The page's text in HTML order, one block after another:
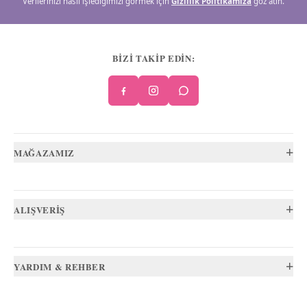
BİZİ TAKİP EDİN:
MAĞAZAMIZ +
ALIŞVERİŞ +
YARDIM & REHBER +